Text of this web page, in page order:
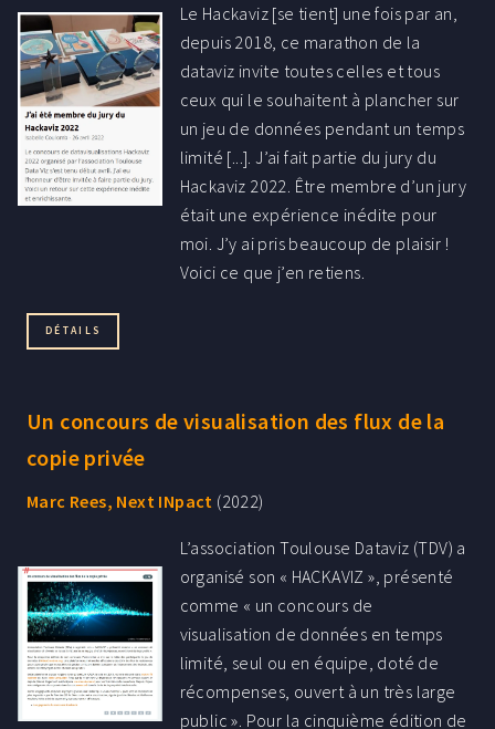
Le Hackaviz [se tient] une fois par an,
depuis 2018, ce marathon de la
dataviz invite toutes celles et tous
ceux qui le souhaitent à plancher sur
un jeu de données pendant un temps
limité [...]. J’ai fait partie du jury du
Hackaviz 2022. Être membre d’un jury
était une expérience inédite pour
moi. J’y ai pris beaucoup de plaisir !
Voici ce que j’en retiens.
DÉTAILS
Un concours de visualisation des flux de la
copie privée
Marc Rees, Next INpact (2022)
L’association Toulouse Dataviz (TDV) a
organisé son « HACKAVIZ », présenté
comme « un concours de
visualisation de données en temps
limité, seul ou en équipe, doté de
récompenses, ouvert à un très large
public ». Pour la cinquième édition de